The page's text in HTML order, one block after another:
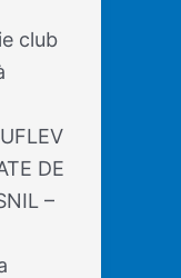
club
DE
–